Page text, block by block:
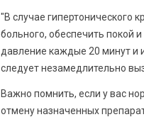
"В случае гипертонического
больного, обеспечить покой
давление каждые 20 минут и
следует незамедлительно
Важно помнить, если у вас
отмену назначенных